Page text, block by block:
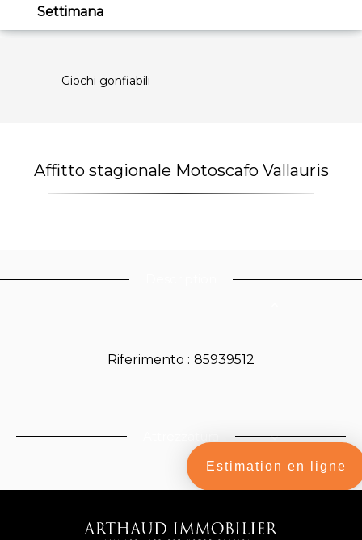
Settimana
Giochi gonfiabili
Affitto stagionale Motoscafo Vallauris
Riferimento 85939512
Estimation en ligne